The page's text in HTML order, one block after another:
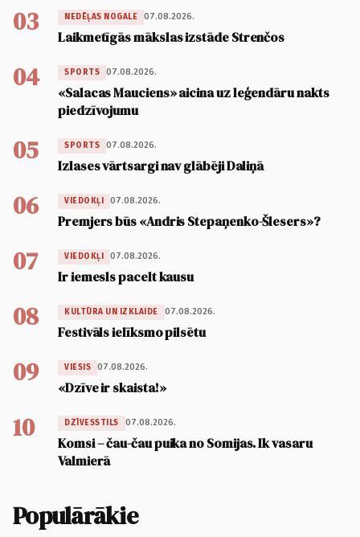
03 NEDĒĻAS NOGALE 07.08.2026.
Laikmetīgās mākslas izstāde Strenčos
04 SPORTS 07.08.2026.
«Salacas Mauciens» aicina uz leģendāru nakts
piedzīvojumu
05 SPORTS 07.08.2026.
Izlases vārtsargi nav glābēji Daliņā
06 VIEDOKĻI 07.08.2026.
Premjers būs «Andris Stepaņenko-Šlesers»?
07 VIEDOKĻI 07.08.2026.
Ir iemesls pacelt kausu
08 KULTŪRA UN IZKLAIDE 07.08.2026.
Festivāls ielīksmo pilsētu
09 VIESIS 07.08.2026.
«Dzīve ir skaista!»
10 DZĪVESSTILS 07.08.2026.
Komsi – čau-čau puika no Somijas. Ik vasaru
Valmierā
Populārākie